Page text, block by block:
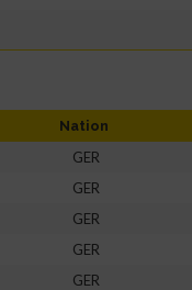
Nation
GER
GER
GER
GER
GER